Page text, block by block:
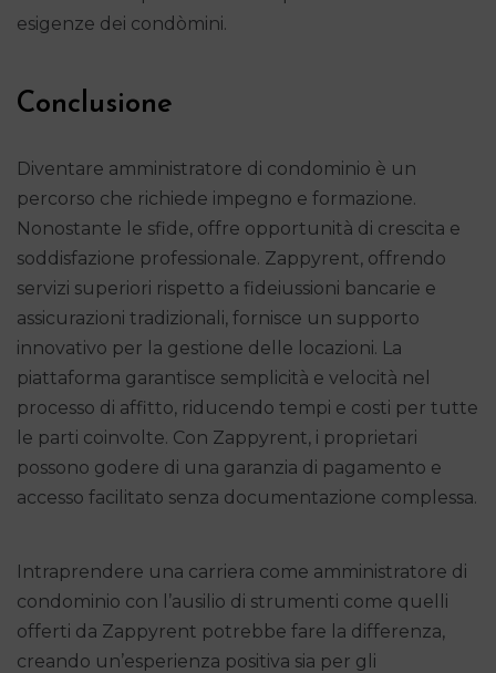
esigenze dei condòmini.
Conclusione
Diventare amministratore di condominio è un
percorso che richiede impegno e formazione.
Nonostante le sfide, offre opportunità di crescita e
soddisfazione professionale. Zappyrent, offrendo
servizi superiori rispetto a fideiussioni bancarie e
assicurazioni tradizionali, fornisce un supporto
innovativo per la gestione delle locazioni. La
piattaforma garantisce semplicità e velocità nel
processo di affitto, riducendo tempi e costi per tutte
le parti coinvolte. Con Zappyrent, i proprietari
possono godere di una garanzia di pagamento e
accesso facilitato senza documentazione complessa.
Intraprendere una carriera come amministratore di
condominio con l’ausilio di strumenti come quelli
offerti da Zappyrent potrebbe fare la differenza,
creando un’esperienza positiva sia per gli